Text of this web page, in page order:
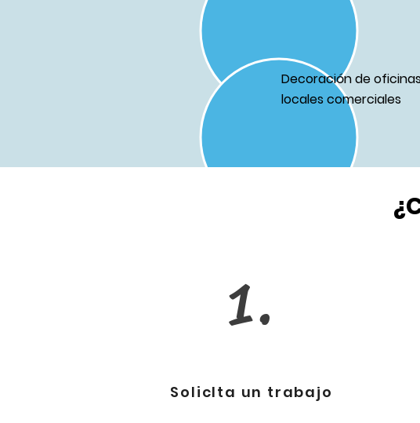
Decoración de
locales comerciales
1.
SolicIta un trabajo